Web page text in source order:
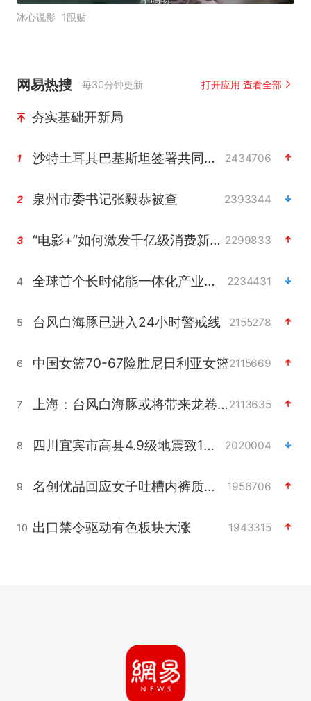
冰心说影 1跟贴
网易热搜 每30分钟更新 打开应用 查看全部
夯实基础开新局
1 沙特土耳其巴基斯坦签署共同防务协议 2434706
2 泉州市委书记张毅恭被查 2393344
3 “电影+”如何激发千亿级消费新活力？ 2299833
4 全球首个长时储能一体化产业园量产 2234431
5 台风白海豚已进入24小时警戒线 2155278
6 中国女篮70-67险胜尼日利亚女篮2115669
7 上海：台风白海豚或将带来龙卷风2113635
8 四川宜宾市高县4.9级地震致1人死亡 2020004
9 名创优品回应女子吐槽内裤质量差 1956706
10 出口禁令驱动有色板块大涨 1943315